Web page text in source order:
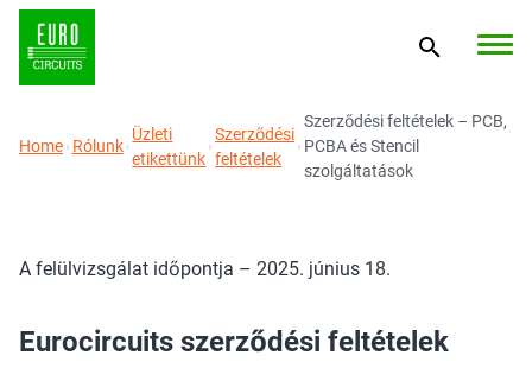
Home Rólunk
Üzleti
etikettünk
Szerződési
feltételek
Szerződési feltételek – PCB,
PCBA és Stencil
szolgáltatások
A felülvizsgálat időpontja – 2025. június 18.
Eurocircuits szerződési feltételek